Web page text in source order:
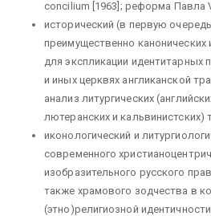
concilium [1963]; реформа Павла
исторический (в первую
преимущественно канонических
для экспликации идентитарных
и иных церквях англиканской
анализ литургических
лютеранских и кальвинистских)
иконологический и
современного
изобразительного русского
также храмового зодчества в
(этно)религиозной